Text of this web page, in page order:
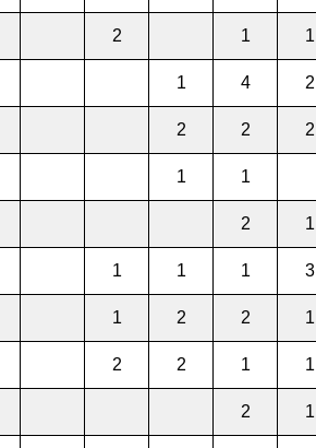
2 1 1
1 4 2
2 2 2
1 1
2 1
1 1 1 3
1 2 2 1
2 2 1 1
2 1